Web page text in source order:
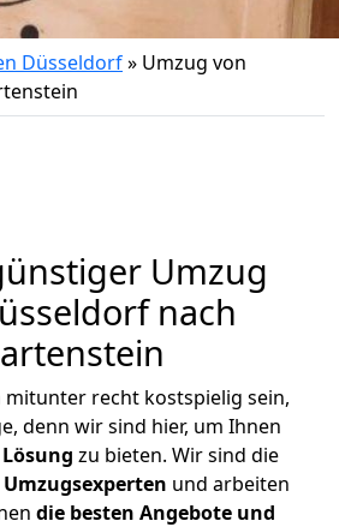
Düsseldorf» Umzug von
Umzug
nach
mitunter recht kostspielig sein,
denn wir sind hier, um Ihnen
Lösung zu bieten. Wir sind die
und arbeiten
die besten Angebote und